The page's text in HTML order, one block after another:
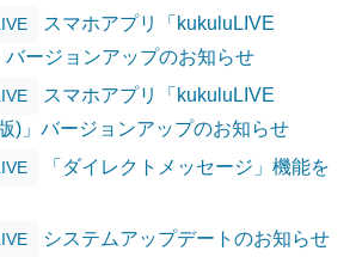
スマホアプリ「kukuluLIVE
バージョンアップのお知らせ
スマホアプリ「kukuluLIVE
)」バージョンアップのお知らせ
「ダイレクトメッセージ」機能を
システムアップデートのお知らせ